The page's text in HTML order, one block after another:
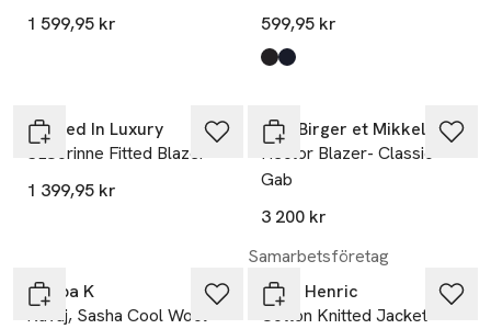
1 599,95 kr
599,95 kr
Produkten finns i färgerna:
(noos) Black
(noos) Dark Peacoat
Soaked In Luxury
SLCorinne Fitted Blazer
1 399,95 kr
DAY Birger et Mikkelsen
Hector Blazer- Classic
Gab
3 200 kr
Filippa K
Kavaj, Sasha Cool Wool
Samarbetsföretag
John Henric
Cotton Knitted Jacket